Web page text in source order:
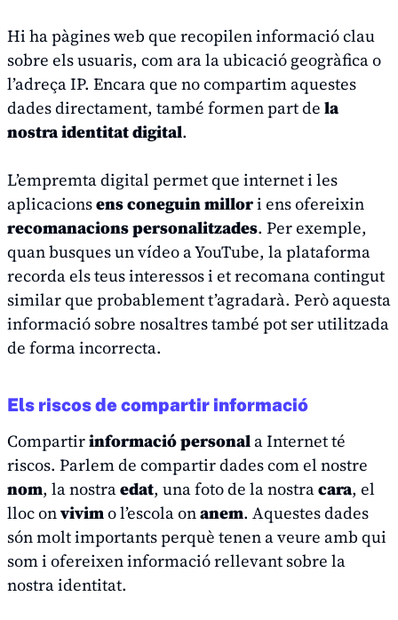
Hi ha pàgines web que recopilen informació clau
sobre els usuaris, com ara la ubicació geogràfica o
l’adreça IP. Encara que no compartim aquestes
dades directament, també formen part de la
nostra identitat digital.
L’empremta digital permet que internet i les
aplicacionsens coneguin millori ens ofereixin
recomanacions personalitzades. Per exemple,
quan busques un vídeo a YouTube, la plataforma
recorda els teus interessos i et recomana contingut
similar que probablement t’agradarà. Però aquesta
informació sobre nosaltres també pot ser utilitzada
de forma incorrecta.
Els riscos de compartir informació
Compartirinformació personal a Internet té
riscos. Parlem de compartir dades com el nostre
nom, la nostraedat, una foto de la nostracara, el
lloc onvivimo l’escola onanem. Aquestes dades
són molt importants perquè tenen a veure amb qui
som i ofereixen informació rellevant sobre la
nostra identitat.